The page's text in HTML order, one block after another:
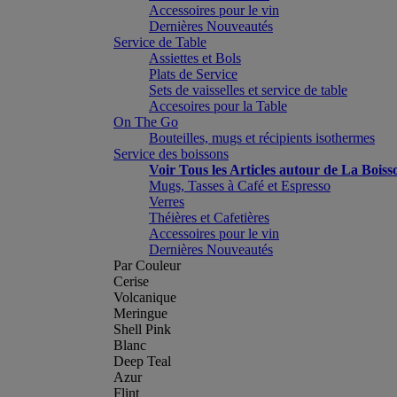
Accessoires pour le vin
Dernières Nouveautés
Service de Table
Assiettes et Bols
Plats de Service
Sets de vaisselles et service de table
Accesoires pour la Table
On The Go
Bouteilles, mugs et récipients isothermes
Service des boissons
Voir Tous les Articles autour de La
Mugs, Tasses à Café et Espresso
Verres
Théières et Cafetières
Accessoires pour le vin
Dernières Nouveautés
Par Couleur
Cerise
Volcanique
Meringue
Shell Pink
Blanc
Deep Teal
Azur
Flint